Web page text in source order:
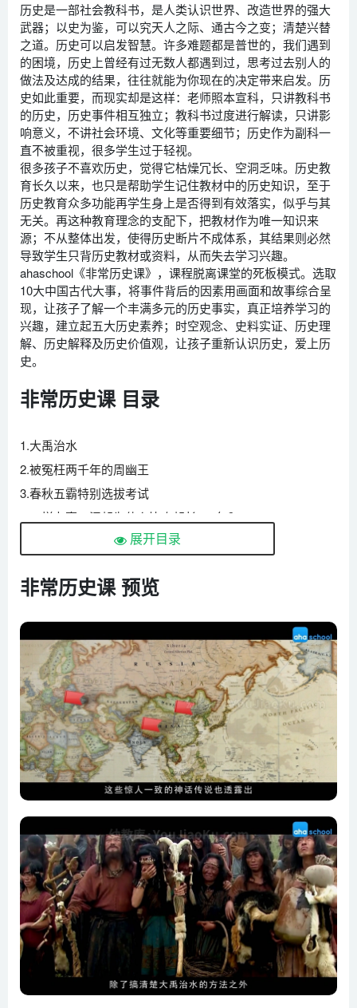
历史是一部社会教科书，是人类认识世界、改造世界的强大
武器；以史为鉴，可以究天人之际、通古今之变；清楚兴替
之道。历史可以启发智慧。许多难题都是普世的，我们遇到
的困境，历史上曾经有过无数人都遇到过，思考过去别人的
做法及达成的结果，往往就能为你现在的决定带来启发。历
史如此重要，而现实却是这样：老师照本宣科，只讲教科书
的历史，历史事件相互独立；教科书过度进行解读，只讲影
响意义，不讲社会环境、文化等重要细节；历史作为副科一
直不被重视，很多学生过于轻视。
很多孩子不喜欢历史，觉得它枯燥冗长、空洞乏味。历史教
育长久以来，也只是帮助学生记住教材中的历史知识，至于
历史教育众多功能再学生身上是否得到有效落实，似乎与其
无关。再这种教育理念的支配下，把教材作为唯一知识来
源；不从整体出发，使得历史断片不成体系，其结果则必然
导致学生只背历史教材或资料，从而失去学习兴趣。
ahaschool《非常历史课》，课程脱离课堂的死板模式。选取
10大中国古代大事，将事件背后的因素用画面和故事综合呈
现，让孩子了解一个丰满多元的历史事实，真正培养学习的
兴趣，建立起五大历史素养；时空观念、史料实证、历史理
解、历史解释及历史价值观，让孩子重新认识历史，爱上历
史。
非常历史课 目录
1.大禹治水
2.被冤枉两千年的周幽王
3.春秋五霸特别选拔考试
4.一样办事，汉朝为什么比秦朝长200年？
5.丝绸之路居然不是卖丝绸的？
7.导致了国家灭亡的改革竟被史书称
9.六百年前的一带一路
10.闭关锁国，不止是清朝
展开目录
非常历史课 预览